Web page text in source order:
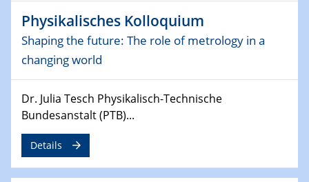
CENIDE / ZBT / IW
11.02.2025
Natural Water to H2
12.02.2025 - 14.02.2025
Sfb-trr247-all Annual Meeting
24.02.2025
CENIDE-BGU Seminar
Physikalisches Kolloquium
Shaping the future: The role of metrology in a
changing world
Dr. Julia Tesch Physikalisch-Technische
Bundesanstalt (PTB)...
Details